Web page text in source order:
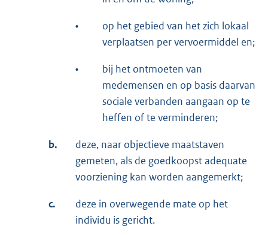
•
op het gebied van het zich lokaal
verplaatsen per vervoermiddel en;
•
bij het ontmoeten van
medemensen en op basis daarvan
sociale verbanden aangaan op te
heffen of te verminderen;
b.
deze, naar objectieve maatstaven
gemeten, als de goedkoopst adequate
voorziening kan worden aangemerkt;
c.
deze in overwegende mate op het
individu is gericht.